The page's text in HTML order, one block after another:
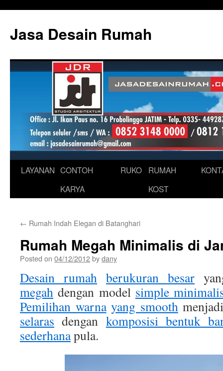
content
Jasa Desain Rumah
LAYANAN CONTOH
KARYA
RUKO
RUMAH
KOST
← Rumah Indah Elegan di Batanghari
Rumah Megah Minimalis di
Posted on 04/12/2012bydany
Desain rumah berukuran besar
megah dengan model simple
Pemilihan warna yang smooth
selaras dengan komposisi bentuk
sederhanapula.